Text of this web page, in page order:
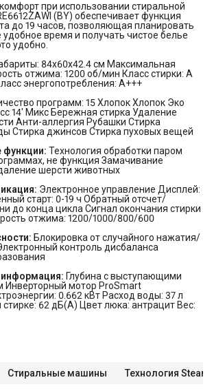
при использовании стиральной
(BY) обеспечивает функция
до 19 часов, позволяющая планировать
удобное время и получать чистое белье
удобно.
84x60x42.4 см Максимальная
отжима: 1200 об/мин Класс стирки: A
энергопотребления: A+++
программ: 15 Хлопок Хлопок Эко
14' Микс Бережная стирка Удаление
Анти-аллергия Рубашки Стирка
Стирка джинсов Стирка пуховых вещей
Технология обработки паром
не функция Замачивание
шерсти животных
Электронное управление Дисплей:
старт: 0-19 ч Обратный отсчет/
до конца цикла Сигнал окончания стирки
отжима: 1200/1000/800/600
Блокировка от случайного нажатия/
контроль дисбаланса
Глубина с выступающими
Инверторный мотор ProSmart
0.662 кВт Расход воды: 37 л
62 дБ(А) Цвет люка: антрацит Вес:
Стиральные машины Технология